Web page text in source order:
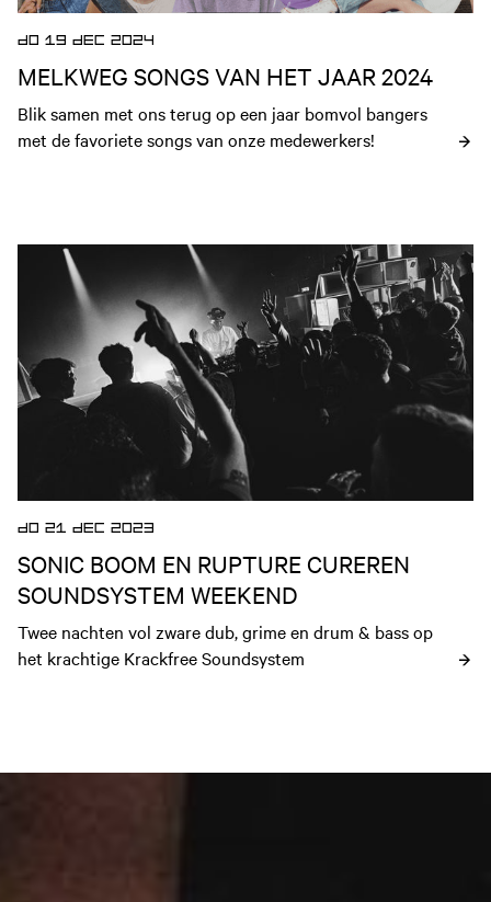
DO 19 DEC 2024
MELKWEG SONGS VAN HET JAAR 2024
Blik samen met ons terug op een jaar bomvol bangers
met de favoriete songs van onze medewerkers!
Open nieuws artikel
DO 21 DEC 2023
SONIC BOOM EN RUPTURE CUREREN
SOUNDSYSTEM WEEKEND
Twee nachten vol zware dub, grime en drum & bass op
het krachtige Krackfree Soundsystem